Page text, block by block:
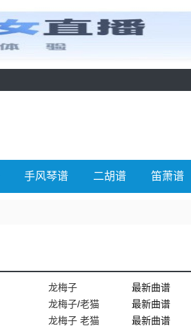
手风琴谱 二胡谱 笛萧谱
龙梅子 最新曲谱
龙梅子/老猫 最新曲谱
龙梅子 老猫 最新曲谱